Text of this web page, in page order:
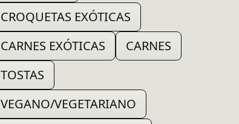
CROQUETAS EXÓTICAS
CARNES EXÓTICAS
CARNES
TOSTAS
VEGANO/VEGETARIANO